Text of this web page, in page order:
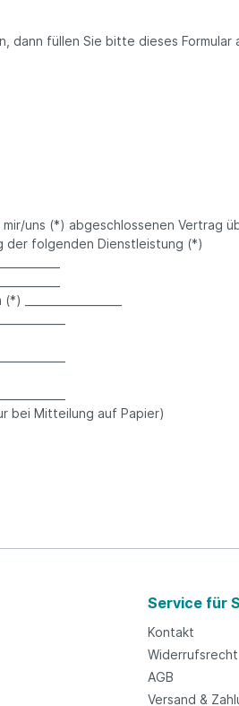
dann füllen Sie bitte dieses Formular
uns (*) abgeschlossenen Vertrag
der folgenden Dienstleistung (*)
bei Mitteilung auf Papier)
Service für
Kontakt
Widerrufsrecht
AGB
Versand &